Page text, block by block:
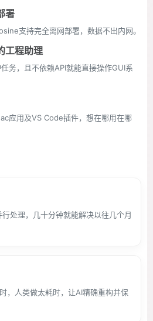
署
支持完全离网部署，数据不出内网。
工程助理
务，且不依赖API就能直接操作GUI系
应用及VS Code插件，想在哪用在哪
处理，几十分钟就能解决以往几个月
，人类做太耗时，让AI精确重构并保